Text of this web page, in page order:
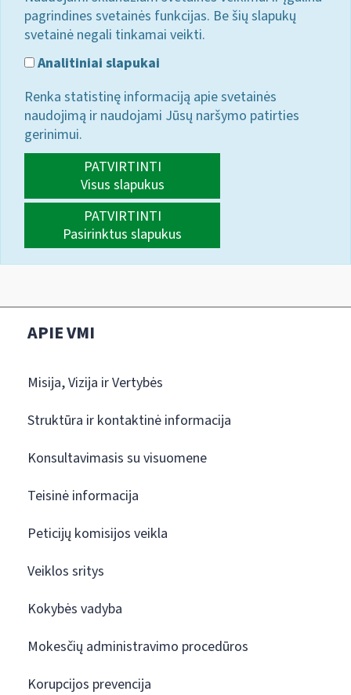
pagrindines svetainės funkcijas. Be šių slapukų
svetainė negali tinkamai veikti.
Analitiniai slapukai
Renka statistinę informaciją apie svetainės
naudojimą ir naudojami Jūsų naršymo patirties
gerinimui.
PATVIRTINTI
Visus slapukus
PATVIRTINTI
Pasirinktus slapukus
APIE VMI
Misija, Vizija ir Vertybės
Struktūra ir kontaktinė informacija
Konsultavimasis su visuomene
Teisinė informacija
Peticijų komisijos veikla
Veiklos sritys
Kokybės vadyba
Mokesčių administravimo procedūros
Korupcijos prevencija